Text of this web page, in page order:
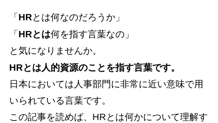
「 HRとは何なのだろうか」
「 HRとは何を指す言葉なの」
と気になりませんか。
HRとは人的資源のことを指す言葉です。
日本においては人事部門に非常に近い意味で用
いられている言葉です。
この記事を読めば、HRとは何かについて理解す